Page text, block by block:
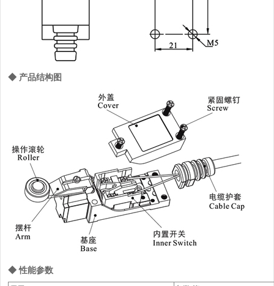
◆ 产品结构图
◆ 性能参数